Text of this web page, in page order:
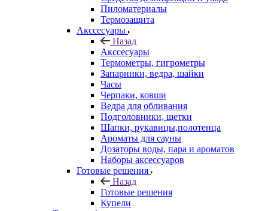
Пиломатериалы
Термозащита
Аксcесуары
Назад
Аксcесуары
Термометры, гигрометры
Запарники, ведра, шайки
Часы
Черпаки, ковши
Ведра для обливания
Подголовники, щетки
Шапки, рукавицы,полотенца
Ароматы для сауны
Дозаторы воды, пара и ароматов
Наборы аксессуаров
Готовые решения
Назад
Готовые решения
Купели